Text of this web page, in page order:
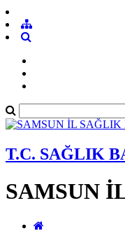
T.C. SAĞLIK
SAMSUN